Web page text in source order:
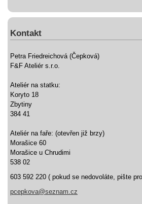
Kontakt
Petra Friedreichová (Čepková)
F&F Ateliér s.r.o.
Ateliér na statku:
Koryto 18
Zbytiny
384 41
Ateliér na faře: (otevřen již brzy)
Morašice 60
Morašice u Chrudimi
538 02
603 592 220 ( pokud se nedovoláte, pište
pcepkova@seznam.cz